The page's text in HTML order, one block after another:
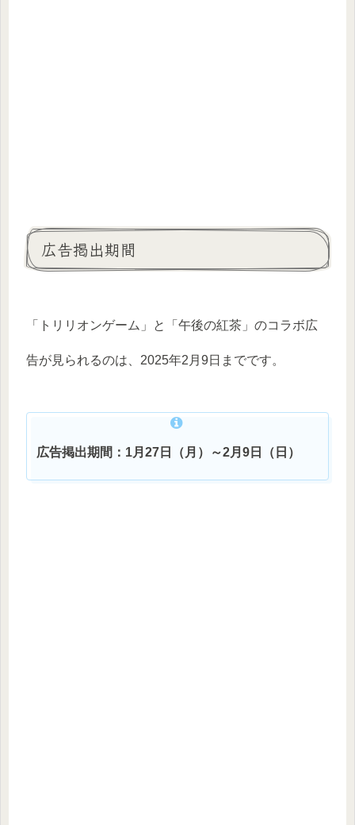
広告掲出期間
「トリリオンゲーム」と「午後の紅茶」のコラボ広
告が見られるのは、2025年2月9日までです。
広告掲出期間：1月27日（月）～2月9日（日）